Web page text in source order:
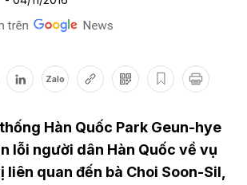
Zalo
Hàn Quốc Park Geun-hye
lỗi người dân Hàn Quốc về vụ
liên quan đến bà Choi Soon-Sil,